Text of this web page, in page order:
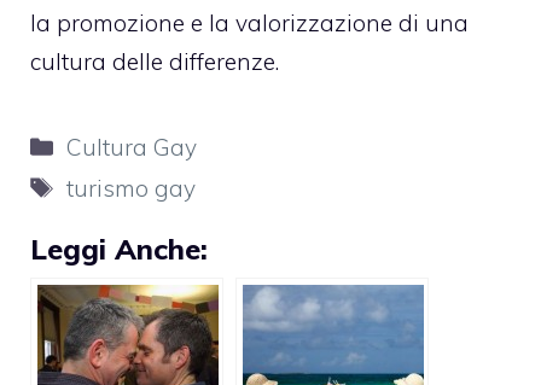
la promozione e la valorizzazione di una
cultura delle differenze.
Categorie
Cultura Gay
Tag
turismo gay
Leggi Anche: